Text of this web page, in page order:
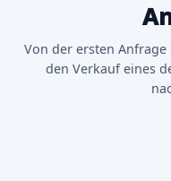
Von der ersten
den Verkauf eines